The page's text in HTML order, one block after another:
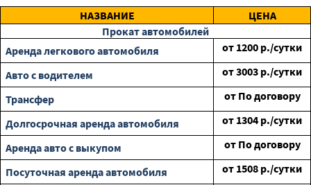
НАЗВАНИЕ
ЦЕНА
Прокат автомобилей
Аренда легкового автомобиля
от 1200 р./сутки
Авто с водителем
от3003 р./сутки
Трансфер
от По договору
Долгосрочная аренда автомобиля
от 1304 р./сутки
Аренда авто с выкупом
от По договору
Посуточная аренда автомобиля
от 1508 р./сутки